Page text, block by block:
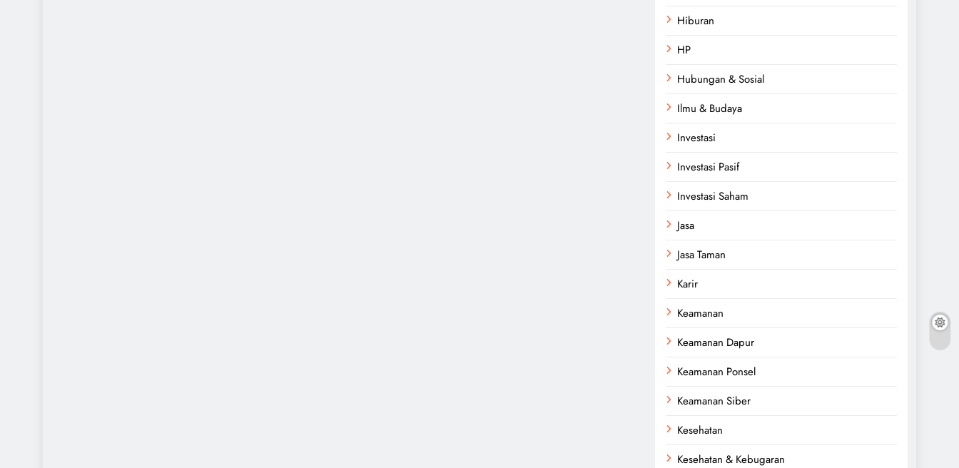
Hiburan
HP
Hubungan & Sosial
Ilmu & Budaya
Investasi
Investasi Pasif
Investasi Saham
Jasa
Jasa Taman
Karir
Keamanan
Keamanan Dapur
Keamanan Ponsel
Keamanan Siber
Kesehatan
Kesehatan & Kebugaran